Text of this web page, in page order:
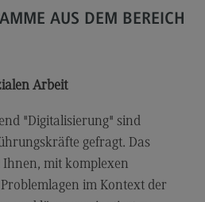
AUS DEM BEREICH
Arbeit
"Digitalisierung" sind
gefragt. Das
mit komplexen
im Kontext der